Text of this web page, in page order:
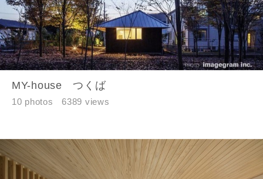
MY-house つくば
10 photos 6389 views
閉じる
閉じる